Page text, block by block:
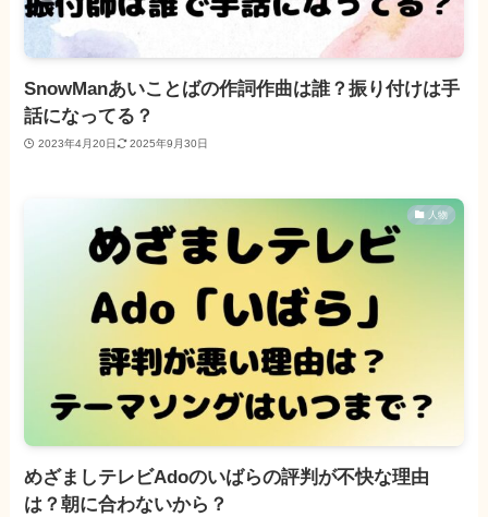
SnowManあいことばの作詞作曲は誰？振り付けは手
話になってる？
2023年4月20日 2025年9月30日
人物
めざましテレビAdoのいばらの評判が不快な理由
は？朝に合わないから？